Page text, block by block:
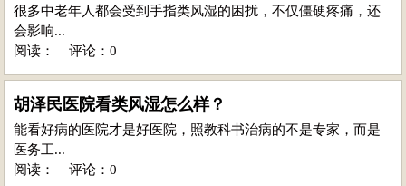
很多中老年人都会受到手指类风湿的困扰，不仅僵硬疼痛，还
会影响...
阅读：
评论：0
胡泽民医院看类风湿怎么样？
能看好病的医院才是好医院，照教科书治病的不是专家，而是
医务工...
阅读：
评论：0